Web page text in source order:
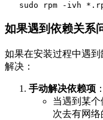
sudo rpm -ivh
如果遇到依赖关系
如果在安装过程中遇
解决：
手动解决依赖项 ：
当遇到某
次去有网